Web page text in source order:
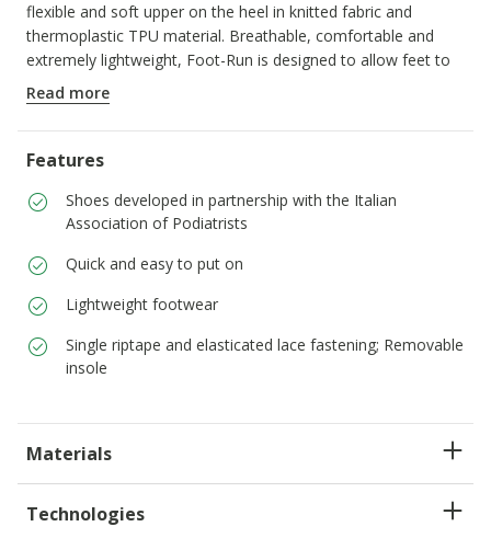
flexible and soft upper on the heel in knitted fabric and
thermoplastic TPU material. Breathable, comfortable and
extremely lightweight, Foot-Run is designed to allow feet to
breathe and move stably and safely throughout the day.
ITEM CODE:
Read more
Features
Shoes developed in partnership with the Italian
Association of Podiatrists
Quick and easy to put on
Lightweight footwear
Single riptape and elasticated lace fastening; Removable
insole
Materials
Technologies